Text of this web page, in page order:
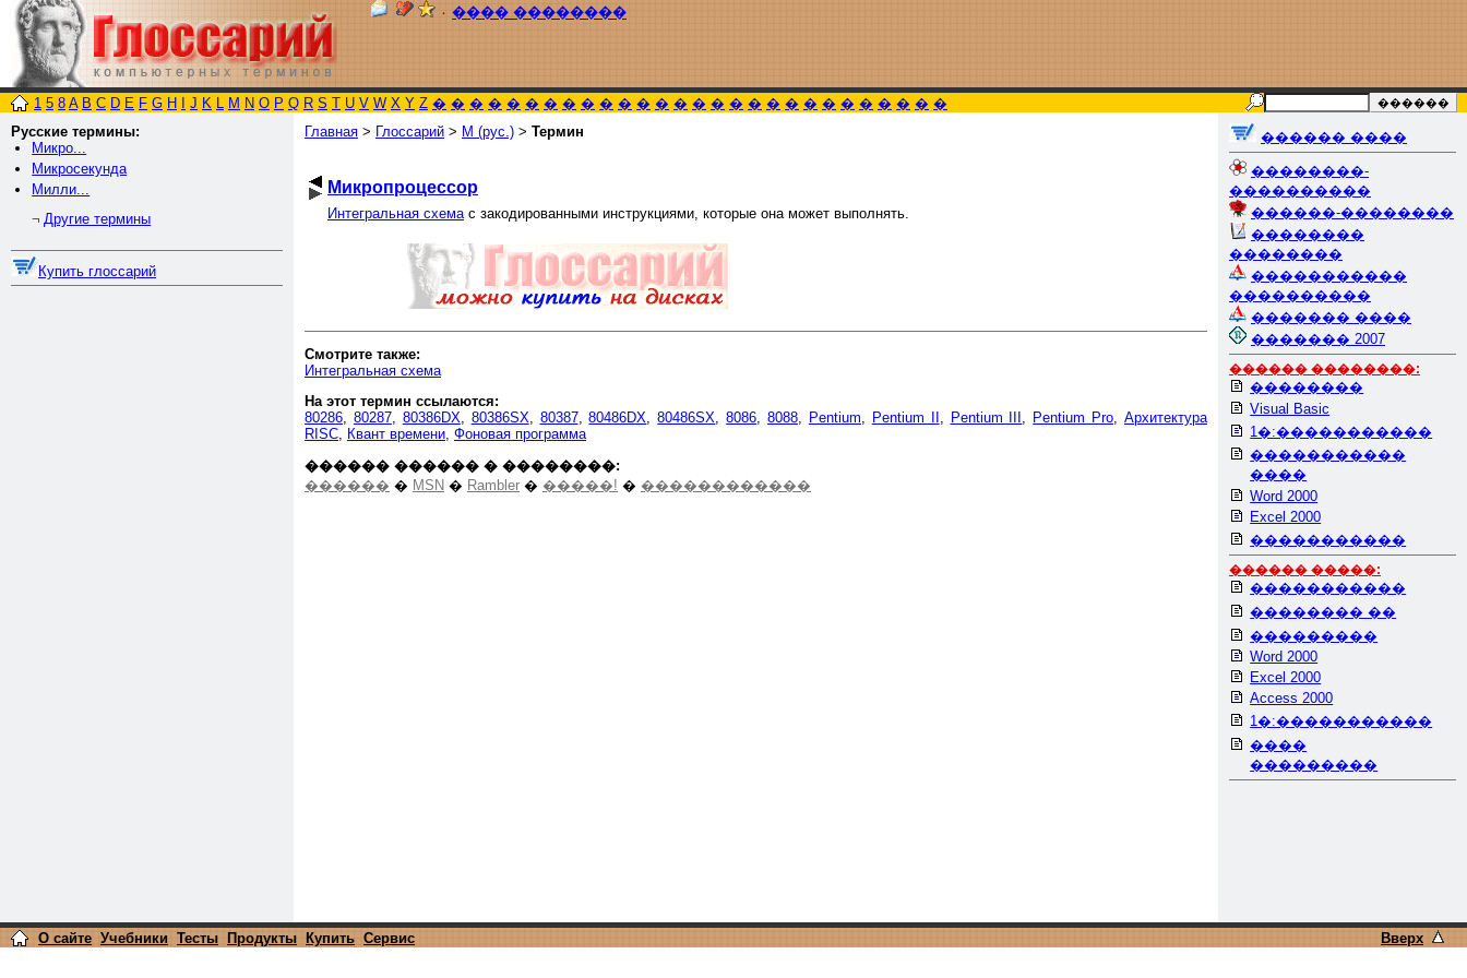
٠ ���� ��������
1 5 8 A B C D E F G H J K L M N O P Q R S T U V W X Y Z � � � � � � � � � � � � � � � � � � � � � � � � � � � �
Русские термины:
Микро...
Микросекунда
Милли...
¬ Другие термины
Купить глоссарий
Главная > Глоссарий > М (рус.) > Термин
Микропроцессор
Интегральная схемас закодированными инструкциями, которые она может выполнять.
Смотрите также:
Интегральная схема
На этот термин ссылаются:
80286
80287, 80386DX 80386SX 80387,80486DX ,80486SX ,8086 8088 Pentium Pentium II Pentium III Pentium Pro
Архитектура
RISC Квант времени Фоновая программа
������ ������ � ��������:
������ � MSN � Rambler � �����! � ������������
������ ����
��������-
����������
������-��������
��������
��������
�����������
����������
������� ����
������� 2007
������ ��������:
��������
Visual Basic
1�:�����������
�����������
����
Word 2000
Excel 2000
�����������
������ �����:
�����������
�������� ��
���������
Word 2000
Excel 2000
Access 2000
1�:�����������
����
���������
О сайте Учебники Тесты Продукты Купить Сервис Вверх